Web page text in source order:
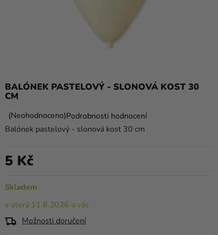
merch
Kreativní
potřeby
Personalizované
produkty
Témata
BALÓNEK PASTELOVÝ - SLONOVÁ KOST 30
CM
Průměrné
hodnocení
0,0
5
NeohodnocenoPodrobnosti hodnocení
Balónek pastelový - slonová kost 30 cm
Skladem
v úterý 11.8.2026 u vás
Možnosti doručení
5 Kč